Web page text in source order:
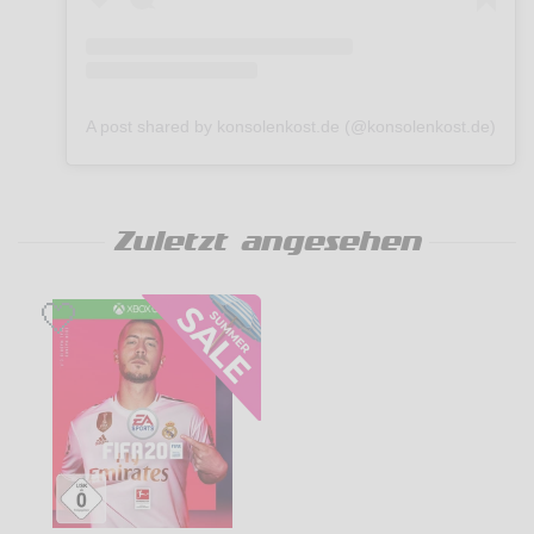
neuartigen
Fußball-Realismus. FOOTBALL INTELLIGENCE erfüllt jeden
Ball, ohne Ball oder auf den Ball selbst bezogen. Dies
basiert auf 3 zentralen Grundpfeilern:
Entscheidungsmomente (mit Ball), Authentischer
Spielfluss
(ohne Ball) und Ballphysik (auf den Ball selbst bezogen).
Der Benutzer steht so in jeder Partie im Mittelpunkt.
Authentischer Spielfluss: Ein Verständnis der Zeit, des
Raums und der Position sind grundlegende
Voraussetzungen
eines Weltklassefußballers. Dank des Authentischen
Zuletzt angesehen